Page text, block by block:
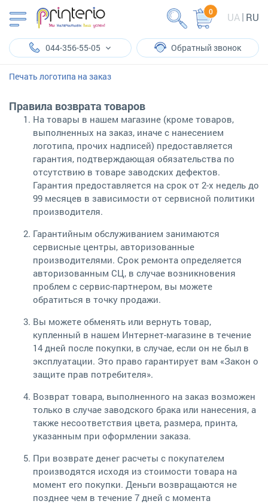
UA RU
0
044-356-55-05 Обратный звонок
Правила возврата товаров
Печать логотипа на заказ
На товары в нашем магазине (кроме товаров,
выполненных на заказ, иначе с нанесением
логотипа, прочих надписей) предоставляется
гарантия, подтверждающая обязательства по
отсутствию в товаре заводских дефектов.
Гарантия предоставляется на срок от 2-х недель до
99 месяцев в зависимости от сервисной политики
производителя.
Гарантийным обслуживанием занимаются
сервисные центры, авторизованные
производителями. Срок ремонта определяется
авторизованным СЦ, в случае возникновения
проблем с сервис-партнером, вы можете
обратиться в точку продажи.
Вы можете обменять или вернуть товар,
купленный в нашем Интернет-магазине в течение
14 дней после покупки, в случае, если он не был в
эксплуатации. Это право гарантирует вам «Закон о
защите прав потребителя».
Возврат товара, выполненного на заказ возможен
только в случае заводского брака или нанесения, а
также несоответствия цвета, размера, принта,
указанным при оформлении заказа.
При возврате денег расчеты с покупателем
производятся исходя из стоимости товара на
момент его покупки. Деньги возвращаются не
позднее чем в течение 7 дней с момента